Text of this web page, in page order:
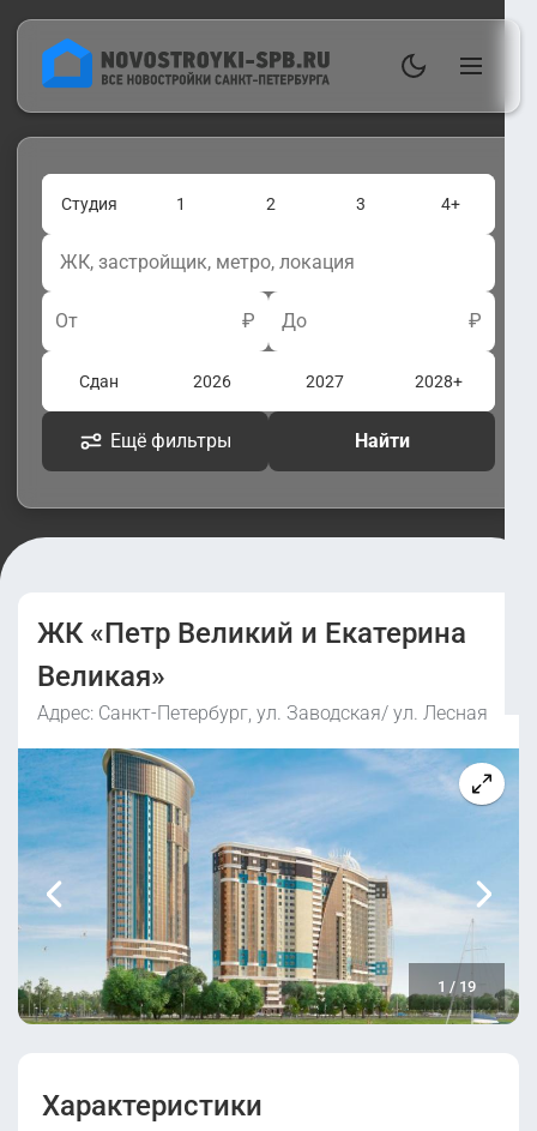
Студия 1 2 3 4+
От ₽ До ₽
Сдан 2026 2027 2028+
Ещё фильтры Найти
ЖК «Петр Великий и Екатерина
Великая»
Адрес: Санкт-Петербург, ул. Заводская/ ул. Лесная
1 / 19
Характеристики